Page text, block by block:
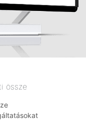
össze